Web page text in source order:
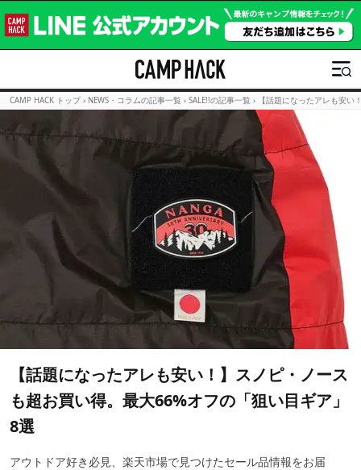
CAMP HACK トップ › NEWS・コラムの記事一覧 › SALE!!の記事一覧 › 【話題になったアレも安
【話題になったアレも安い！】スノピ・ノース
も超お買い得。最大66%オフの「狙い目ギア」
8選
アウトドア好き必見、楽天市場で見つけたセール品情報をお届